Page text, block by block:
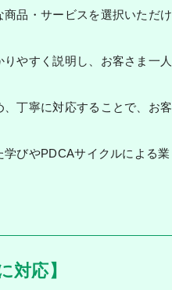
品・サービスを選択いただけ
やすく説明し、お客さま一人
丁寧に対応することで、お客
びやPDCAサイクルによる業
応】